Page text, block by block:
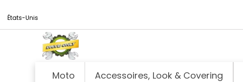
États-Unis
Moto Accessoires, Look & Covering